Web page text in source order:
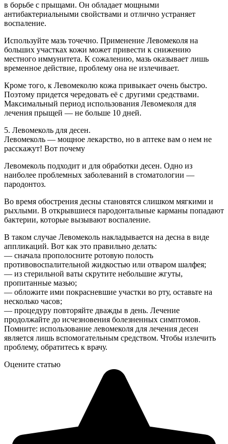
в борьбе с прыщами. Он обладает мощными
антибактериальными свойствами и отлично устраняет
воспаление.
Используйте мазь точечно. Применение Левомеколя на
больших участках кожи может привести к снижению
местного иммунитета. К сожалению, мазь оказывает лишь
временное действие, проблему она не излечивает.
Кроме того, к Левомеколю кожа привыкает очень быстро.
Поэтому придется чередовать её с другими средствами.
Максимальный период использования Левомеколя для
лечения прыщей — не больше 10 дней.
5. Левомеколь для десен.
Левомеколь — мощное лекарство, но в аптеке вам о нем не
расскажут! Вот почему
Левомеколь подходит и для обработки десен. Одно из
наиболее проблемных заболеваний в стоматологии —
пародонтоз.
Во время обострения десны становятся слишком мягкими и
рыхлыми. В открывшиеся пародонтальные карманы попадают
бактерии, которые вызывают воспаление.
В таком случае Левомеколь накладывается на десна в виде
аппликаций. Вот как это правильно делать:
— сначала прополосните ротовую полость
противовоспалительной жидкостью или отваром шалфея;
— из стерильной ваты скрутите небольшие жгуты,
пропитанные мазью;
— обложите ими покрасневшие участки во рту, оставьте на
несколько часов;
— процедуру повторяйте дважды в день. Лечение
продолжайте до исчезновения болезненных симптомов.
Помните: использование левомеколя для лечения десен
является лишь вспомогательным средством. Чтобы излечить
проблему, обратитесь к врачу.
Оцените статью